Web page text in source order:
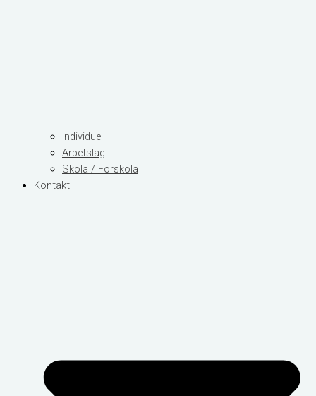
Individuell
Arbetslag
Skola / Förskola
Kontakt